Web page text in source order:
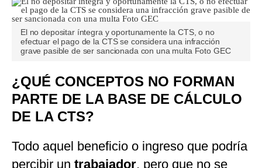
El no depositar íntegra y oportunamente la CTS, o no
efectuar el pago de la CTS se considera una infracción
grave pasible de ser sancionada con una multa Foto GEC
¿QUÉ CONCEPTOS NO FORMAN
PARTE DE LA BASE DE CÁLCULO
DE LA CTS?
Todo aquel beneficio o ingreso que podría
percibir un trabajador, pero que no se